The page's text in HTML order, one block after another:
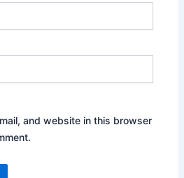
and website in this browser